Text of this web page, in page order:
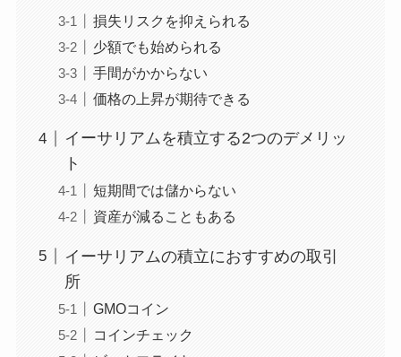
損失リスクを抑えられる
少額でも始められる
手間がかからない
価格の上昇が期待できる
イーサリアムを積立する2つのデメリッ
ト
短期間では儲からない
資産が減ることもある
イーサリアムの積立におすすめの取引
所
GMOコイン
コインチェック